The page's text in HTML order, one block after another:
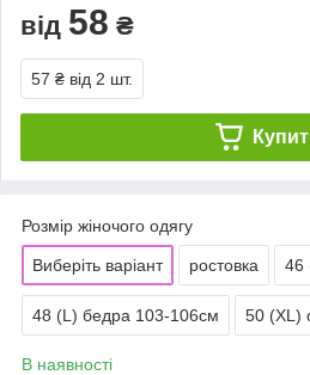
від 58 ₴
57 ₴ від 2 шт.
Розмір жіночого одягу
Виберіть варіант ростовка 46
48 (L) бедра 103-106см 50 (XL)
В наявності